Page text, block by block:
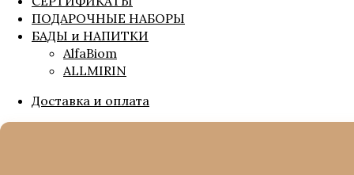
ПОДАРОЧНЫЕ НАБОРЫ
БАДЫ и НАПИТКИ
AlfaBiom
ALLMIRIN
Доставка и оплата